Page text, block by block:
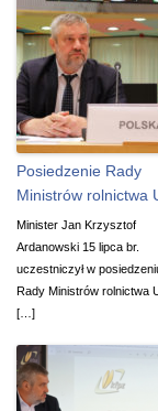
Posiedzenie Rady
Ministrów rolnictwa
Minister Jan Krzysztof
Ardanowski 15 lipca br.
uczestniczył w
Rady Ministrów rolnictwa
[…]